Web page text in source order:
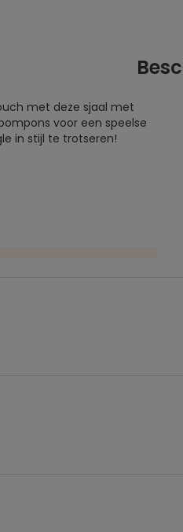
met deze sjaal met
voor een speelse
in stijl te trotseren!